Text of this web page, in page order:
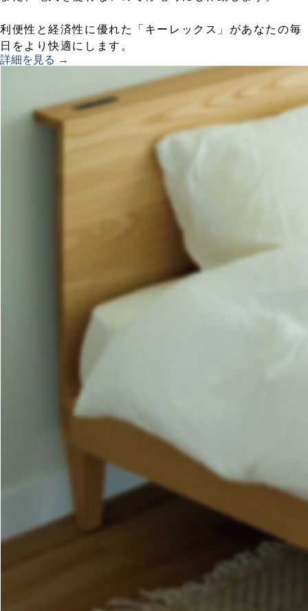
利便性と経済性に優れた「キーレックス」があなたの毎
日をより快適にします。
詳細を見る →